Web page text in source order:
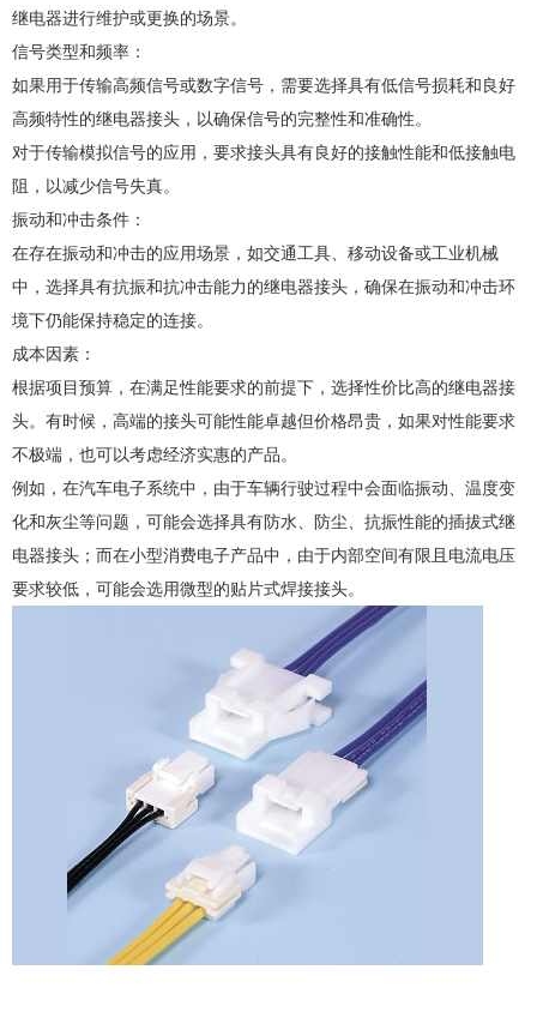
继电器进行维护或更换的场景。
信号类型和频率：
如果用于传输高频信号或数字信号，需要选择具有低信号损耗和良好
高频特性的继电器接头，以确保信号的完整性和准确性。
对于传输模拟信号的应用，要求接头具有良好的接触性能和低接触电
阻，以减少信号失真。
振动和冲击条件：
在存在振动和冲击的应用场景，如交通工具、移动设备或工业机械
中，选择具有抗振和抗冲击能力的继电器接头，确保在振动和冲击环
境下仍能保持稳定的连接。
成本因素：
根据项目预算，在满足性能要求的前提下，选择性价比高的继电器接
头。有时候，高端的接头可能性能卓越但价格昂贵，如果对性能要求
不极端，也可以考虑经济实惠的产品。
例如，在汽车电子系统中，由于车辆行驶过程中会面临振动、温度变
化和灰尘等问题，可能会选择具有防水、防尘、抗振性能的插拔式继
电器接头；而在小型消费电子产品中，由于内部空间有限且电流电压
要求较低，可能会选用微型的贴片式焊接接头。